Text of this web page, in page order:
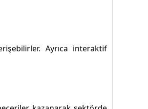
Ayrıca interaktif